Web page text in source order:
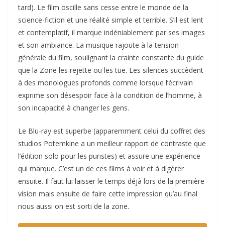
tard). Le film oscille sans cesse entre le monde de la
science-fiction et une réalité simple et terrible. S’il est lent
et contemplatif, il marque indéniablement par ses images
et son ambiance. La musique rajoute à la tension
générale du film, soulignant la crainte constante du guide
que la Zone les rejette ou les tue. Les silences succèdent
à des monologues profonds comme lorsque l’écrivain
exprime son désespoir face à la condition de l’homme, à
son incapacité à changer les gens.
Le Blu-ray est superbe (apparemment celui du coffret des
studios Potemkine a un meilleur rapport de contraste que
l’édition solo pour les puristes) et assure une expérience
qui marque. C’est un de ces films à voir et à digérer
ensuite. Il faut lui laisser le temps déjà lors de la première
vision mais ensuite de faire cette impression qu’au final
nous aussi on est sorti de la zone.